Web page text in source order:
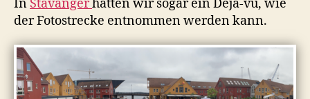
In Stavangerhatten wir sogar ein Déjà-vu, wie
der Fotostrecke entnommen werden kann.